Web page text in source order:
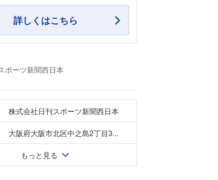
詳しくはこちら
ポーツ新聞西日本
株式会社日刊スポーツ新聞西日本
大阪府大阪市北区中之島2丁目3...
もっと見る